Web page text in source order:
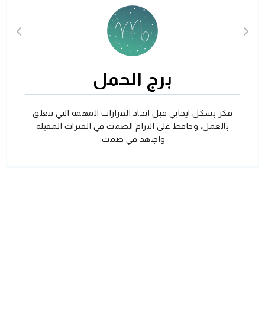
برج الحمل
فكر بشكل ايجابي قبل اتخاذ القرارات المهمة التي تتعلق
بالعمل، وحافظ على التزام الصمت في الفترات المقبلة
واجتهد في صمت.